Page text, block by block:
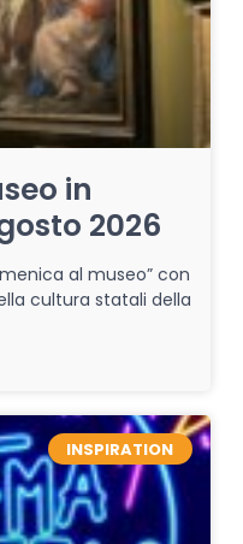
in
2026
al museo” con
cultura statali della
INSPIRATION